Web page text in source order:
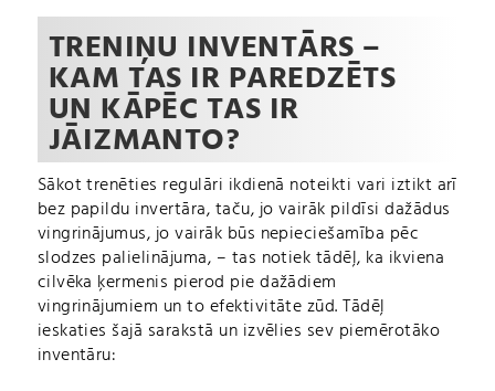
TRENIŅU INVENTĀRS –
KAM TAS IR PAREDZĒTS
UN KĀPĒC TAS IR
JĀIZMANTO?
Sākot trenēties regulāri ikdienā noteikti vari iztikt arī
bez papildu invertāra, taču, jo vairāk pildīsi dažādus
vingrinājumus, jo vairāk būs nepieciešamība pēc
slodzes palielinājuma, – tas notiek tādēļ, ka ikviena
cilvēka ķermenis pierod pie dažādiem
vingrinājumiem un to efektivitāte zūd. Tādēļ
ieskaties šajā sarakstā un izvēlies sev piemērotāko
inventāru: